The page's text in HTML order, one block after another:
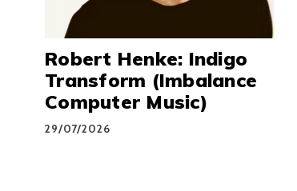
Robert Henke: Indigo
Transform (Imbalance
Computer Music)
29/07/2026